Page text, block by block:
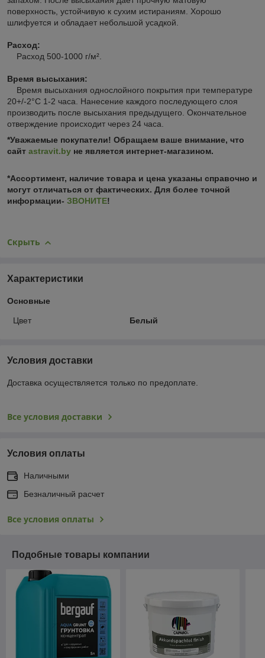
поверхность, устойчивую к сухим истираниям. Хорошо
шлифуется и обладает небольшой усадкой.
Расход:
Расход 500-1000 г/м².
Время высыхания:
Время высыхания однослойного покрытия при температуре
20+/-2°С 1-2 часа. Нанесение каждого последующего слоя
производить после высыхания предыдущего. Окончательное
отверждение происходит через 24 часа.
*Уважаемые покупатели! Обращаем ваше внимание, что
сайт astravit.by не является интернет-магазином.
*Ассортимент, наличие товара и цена указаны справочно и
могут отличаться от фактических. Для более точной
информации- ЗВОНИТЕ!
Скрыть
Характеристики
Основные
Цвет Белый
Условия доставки
Доставка осуществляется только по предоплате.
Все условия доставки
Условия оплаты
Наличными
Безналичный расчет
Все условия оплаты
Подобные товары компании